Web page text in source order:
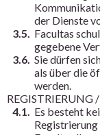
der Dienste
3.5. Facultas
gegebene
3.6. Sie dürfen
als über die
werden.
4.1. Es besteht
Registrierung